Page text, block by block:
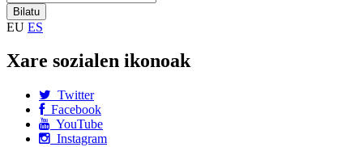
EU ES
Xare sozialen ikonoak
Twitter
Facebook
YouTube
Instagram